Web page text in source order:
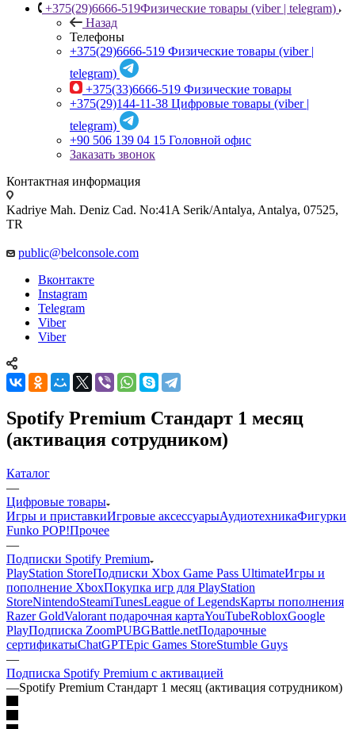
+375(29)6666-519Физические товары (viber | telegram)
Назад
Телефоны
+375(29)6666-519 Физические товары (viber |
telegram)
+375(33)6666-519 Физические товары
+375(29)144-11-38 Цифровые товары (viber |
telegram)
+90 506 139 04 15 Головной офис
Заказать звонок
Контактная информация
Kadriye Mah. Deniz Cad. No:41A Serik/Antalya, Antalya, 07525,
TR
public@belconsole.com
Вконтакте
Instagram
Telegram
Viber
Viber
Spotify Premium Стандарт 1 месяц
(активация сотрудником)
Каталог
—
Цифровые товары
Игры и приставкиИгровые аксессуарыАудиотехникаФигурки
Funko POP!Прочее
—
Подписки Spotify Premium
PlayStation StoreПодписки Xbox Game Pass UltimateИгры и
пополнение XboxПокупка игр для PlayStation
StoreNintendoSteamiTunesLeague of LegendsКарты пополнения
Razer GoldValorant подарочная картаYouTubeRobloxGoogle
PlayПодписка ZoomPUBGBattle.netПодарочные
сертификатыChatGPTEpic Games StoreStumble Guys
—
Подписка Spotify Premium с активацией
—Spotify Premium Стандарт 1 месяц (активация сотрудником)